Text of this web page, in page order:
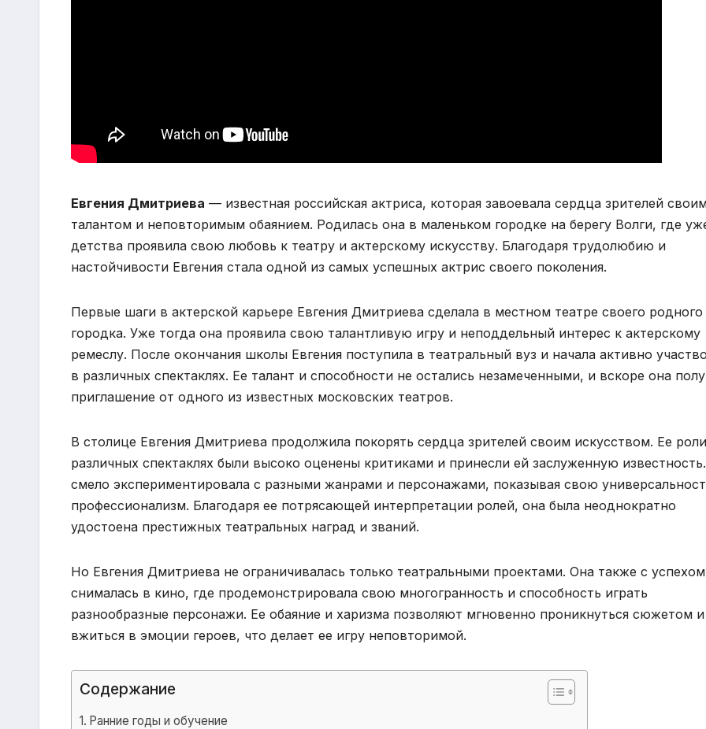
Евгения Дмитриева — известная российская актриса, которая завоевала сердца зрителей
талантом и неповторимым обаянием. Родилась она в маленьком городке на берегу Волги, где
детства проявила свою любовь к театру и актерскому искусству. Благодаря трудолюбию и
настойчивости Евгения стала одной из самых успешных актрис своего поколения.
Первые шаги в актерской карьере Евгения Дмитриева сделала в местном театре своего родного
городка. Уже тогда она проявила свою талантливую игру и неподдельный интерес к актерскому
ремеслу. После окончания школы Евгения поступила в театральный вуз и начала активно
в различных спектаклях. Ее талант и способности не остались незамеченными, и вскоре она
приглашение от одного из известных московских театров.
В столице Евгения Дмитриева продолжила покорять сердца зрителей своим искусством. Ее
различных спектаклях были высоко оценены критиками и принесли ей заслуженную
смело экспериментировала с разными жанрами и персонажами, показывая свою
профессионализм. Благодаря ее потрясающей интерпретации ролей, она была неоднократно
удостоена престижных театральных наград и званий.
Но Евгения Дмитриева не ограничивалась только театральными проектами. Она также с успехом
снималась в кино, где продемонстрировала свою многогранность и способность играть
разнообразные персонажи. Ее обаяние и харизма позволяют мгновенно проникнуться сюжетом и
вжиться в эмоции героев, что делает ее игру неповторимой.
Содержание
Ранние годы и обучение